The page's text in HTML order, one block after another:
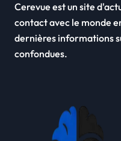
Cerevue est un site
contact avec le monde
dernières informations
confondues.